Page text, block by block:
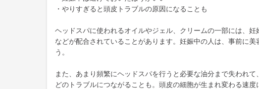
・やりすぎると頭皮トラブルの原因になることも
ヘッドスパに使われるオイルやジェル、クリームの一部には、妊
などが配合されていることがあります。妊娠中の人は、事前に美
う。
また、あまり頻繁にヘッドスパを行うと必要な油分まで失われて
どのトラブルにつながることも。頭皮の細胞が生まれ変わる速度